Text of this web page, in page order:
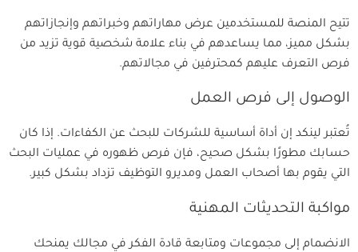
تتيح المنصة للمستخدمين عرض مهاراتهم وخبراتهم وإنجازاتهم
بشكل مميز، مما يساعدهم في بناء علامة شخصية قوية تزيد من
فرص التعرف عليهم كمحترفين في مجالاتهم.
الوصول إلى فرص العمل
تُعتبر لينكد إن أداة أساسية للشركات للبحث عن الكفاءات. إذا كان
حسابك مطورًا بشكل صحيح، فإن فرص ظهوره في عمليات البحث
التي يقوم بها أصحاب العمل ومديرو التوظيف تزداد بشكل كبير.
مواكبة التحديثات المهنية
الانضمام إلى مجموعات ومتابعة قادة الفكر في مجالك يمنحك